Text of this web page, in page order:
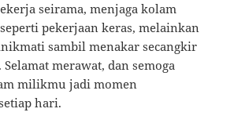
seirama, menjaga kolam
pekerjaan keras, melainkan
sambil menakar secangkir
merawat, dan semoga
milikmu jadi momen
hari.